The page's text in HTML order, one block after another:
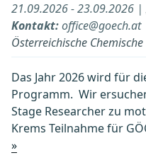
21.09.2026 - 23.09.2026 |
Kontakt:office@goech.at
Österreichische
Das Jahr 2026 wird für
Programm. Wir
Stage Researcher zu
Krems Teilnahme für
»„Chemietage,